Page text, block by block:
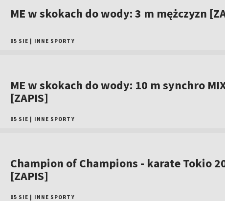
ME w skokach do wody: 3 m mężczyzn
05 SIE INNE SPORTY
ME w skokach do wody: 10 m synchro
[ZAPIS]
05 SIE INNE SPORTY
Champion of Champions - karate Tokio
[ZAPIS]
05 SIE INNE SPORTY